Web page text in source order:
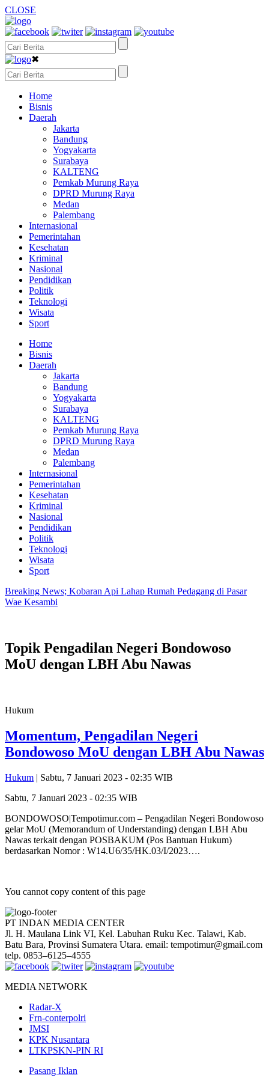
CLOSE
✖
Home
Bisnis
Daerah
Jakarta
Bandung
Yogyakarta
Surabaya
KALTENG
Pemkab Murung Raya
DPRD Murung Raya
Medan
Palembang
Internasional
Pemerintahan
Kesehatan
Kriminal
Nasional
Pendidikan
Politik
Teknologi
Wisata
Sport
Home
Bisnis
Daerah
Jakarta
Bandung
Yogyakarta
Surabaya
KALTENG
Pemkab Murung Raya
DPRD Murung Raya
Medan
Palembang
Internasional
Pemerintahan
Kesehatan
Kriminal
Nasional
Pendidikan
Politik
Teknologi
Wisata
Sport
Breaking News; Kobaran Api Lahap Rumah Pedagang di Pasar
Wae Kesambi
Topik Pengadilan Negeri Bondowoso
MoU dengan LBH Abu Nawas
Hukum
Momentum, Pengadilan Negeri
Bondowoso MoU dengan LBH Abu Nawas
Hukum | Sabtu, 7 Januari 2023 - 02:35 WIB
Sabtu, 7 Januari 2023 - 02:35 WIB
BONDOWOSO|Tempotimur.com – Pengadilan Negeri Bondowoso
gelar MoU (Memorandum of Understanding) dengan LBH Abu
Nawas terkait dengan POSBAKUM (Pos Bantuan Hukum)
berdasarkan Nomor : W14.U6/35/HK.03/I/2023….
You cannot copy content of this page
PT INDAN MEDIA CENTER
Jl. H. Maulana Link VI, Kel. Labuhan Ruku Kec. Talawi, Kab.
Batu Bara, Provinsi Sumatera Utara. email: tempotimur@gmail.com
telp. 0853–6125–4555
MEDIA NETWORK
Radar-X
Frn-conterpolri
JMSI
KPK Nusantara
LTKPSKN-PIN RI
Pasang Iklan